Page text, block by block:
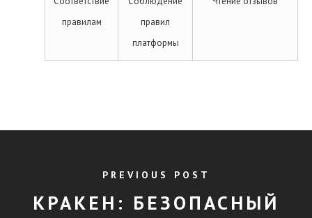
правилам
правил
платформы
PREVIOUS POST
КРАКЕН: БЕЗОПАСНЫЙ